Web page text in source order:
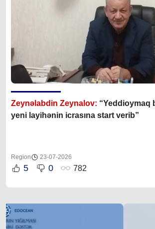
Zeynəlabdin Zeynalov: “Yeddioymaq
yeni layihənin icrasına start verib”
Region 23-07-2026
5 0 782